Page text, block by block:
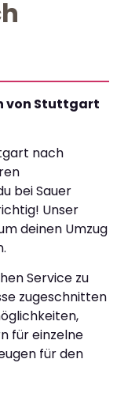
von Stuttgart
nach
bei Sauer
Unser
deinen Umzug
Service zu
zugeschnitten
für einzelne
für den